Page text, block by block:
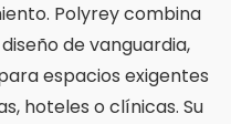
Polyrey combina
de vanguardia,
espacios exigentes
hoteles o clínicas. Su